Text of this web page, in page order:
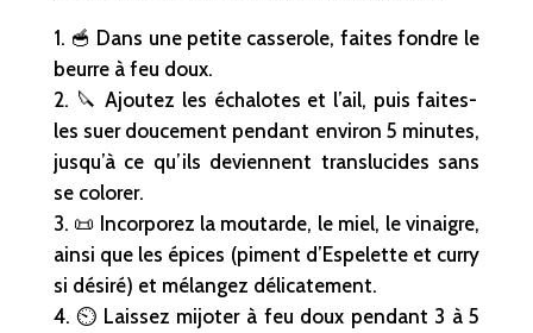
🥣 Dans une petite casserole, faites fondre le
beurre à feu doux.
🔪 Ajoutez les échalotes et l’ail, puis faites-
les suer doucement pendant environ 5 minutes,
jusqu’à ce qu’ils deviennent translucides sans
se colorer.
📜 Incorporez la moutarde, le miel, le vinaigre,
ainsi que les épices (piment d’Espelette et curry
si désiré) et mélangez délicatement.
⏲️ Laissez mijoter à feu doux pendant 3 à 5